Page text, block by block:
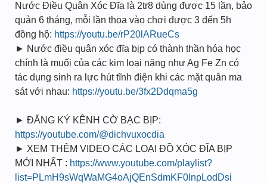
Nước Điều Quân Xóc Đĩa là 2tr8 dùng được 15 lần, bảo
quản 6 tháng, mỗi lần thoa vào chơi được 3 đến 5h
đồng hộ: https://youtu.be/rP20lARueCs
► Nước điều quân xóc đĩa bịp có thành thần hóa học
chính là muối của các kim loại nặng như Ag Fe Zn có
tác dụng sinh ra lực hút tĩnh điện khi các mặt quân ma
sát với nhau: https://youtu.be/3fx2Ddqma5g
► ĐĂNG KÝ KÊNH CỜ BẠC BỊP:
https://youtube.com/@dichvuxocdia
► XEM THÊM VIDEO CÁC LOẠI ĐỒ XÓC ĐĨA BỊP
MỚI NHẤT : https://www.youtube.com/playlist?
list=PLmH9sWqWaMG4oAjQEnSdmKF0InpLodDsi